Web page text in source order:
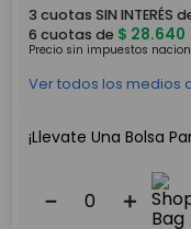
3 cuotas SIN INTERÉS
6 cuotas de $ 28.640
Precio sin impuestos
Ver todos los medios
¡Llevate Una Bolsa
＋
－